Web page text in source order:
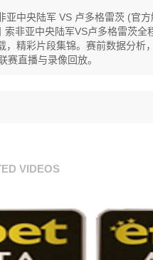
亚中央陆军 VS 卢多格雷茨 (官
索非亚中央陆军VS卢多格雷茨
，精彩片段集锦。赛前数据分
赛直播与录像回放。
VIDEOS